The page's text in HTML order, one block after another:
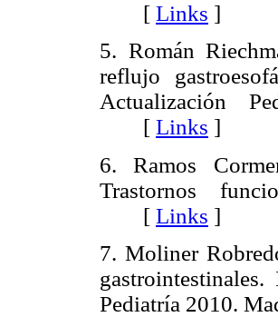
[ Links ]
5. Román
reflujo
Actualización
[ Links ]
6. Ramos
Trastornos
[ Links ]
7. Moliner
Pediatría 2010.